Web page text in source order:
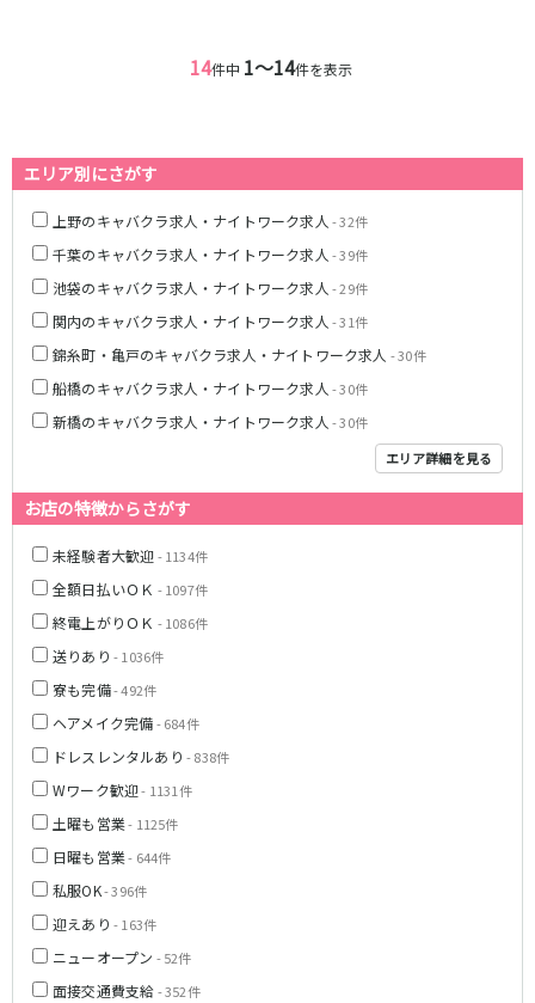
14件中 1〜14件を表示
エリア別にさがす
上野のキャバクラ求人・ナイトワーク求人 - 32件
千葉のキャバクラ求人・ナイトワーク求人 - 39件
池袋のキャバクラ求人・ナイトワーク求人 - 29件
関内のキャバクラ求人・ナイトワーク求人 - 31件
錦糸町・亀戸のキャバクラ求人・ナイトワーク求人 - 30件
船橋のキャバクラ求人・ナイトワーク求人 - 30件
新橋のキャバクラ求人・ナイトワーク求人 - 30件
エリア詳細を見る
お店の特徴からさがす
未経験者大歓迎- 1134件
全額日払いＯＫ - 1097件
終電上がりＯＫ - 1086件
送りあり - 1036件
寮も完備- 492件
ヘアメイク完備- 684件
ドレスレンタルあり - 838件
Wワーク歓迎- 1131件
土曜も営業- 1125件
日曜も営業- 644件
私服OK- 396件
迎えあり - 163件
ニューオープン - 52件
面接交通費支給- 352件
小田急江ノ島線
大和駅
藤沢駅
相模大野駅
湘南台駅
鶴間駅
中央林間駅
本鵠沼駅
南林間駅
京成千葉線
千葉中央駅
京成千葉駅
北千住駅
押上〈スカイツリー前〉駅
竹ノ塚駅
久喜駅
西新井駅
伊勢崎駅
せんげん台駅
加須駅
南羽生駅
小菅駅